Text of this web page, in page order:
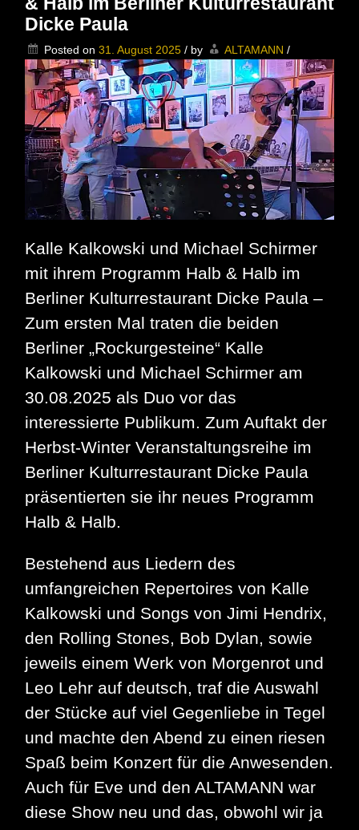
Dicke
Paula
Dicke Paula
Posted on 31. August 2025 / by ALTAMANN /
Kalle Kalkowski und Michael Schirmer
mit ihrem Programm Halb & Halb im
Berliner Kulturrestaurant Dicke Paula –
Zum ersten Mal traten die beiden
Berliner „Rockurgesteine“ Kalle
Kalkowski und Michael Schirmer am
30.08.2025 als Duo vor das
interessierte Publikum. Zum Auftakt der
Herbst-Winter Veranstaltungsreihe im
Berliner Kulturrestaurant Dicke Paula
präsentierten sie ihr neues Programm
Halb & Halb.
Bestehend aus Liedern des
umfangreichen Repertoires von Kalle
Kalkowski und Songs von Jimi Hendrix,
den Rolling Stones, Bob Dylan, sowie
jeweils einem Werk von Morgenrot und
Leo Lehr auf deutsch, traf die Auswahl
der Stücke auf viel Gegenliebe in Tegel
und machte den Abend zu einen riesen
Spaß beim Konzert für die Anwesenden.
Auch für Eve und den ALTAMANN war
diese Show neu und das, obwohl wir ja